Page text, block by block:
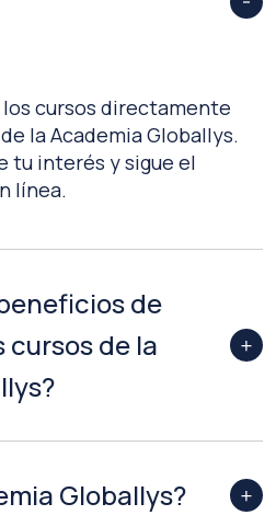
cursos directamente
la Academia Globallys.
tu interés y sigue el
línea.
de
cursos de la
Globallys?